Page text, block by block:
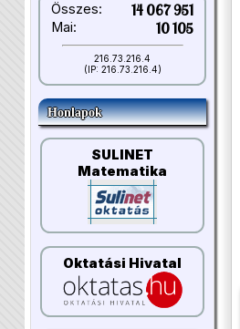
Összes: 14 067 951
Mai: 10 105
216.73.216.4
(IP: 216.73.216.4)
Honlapok
SULINET
Matematika
Oktatási Hivatal